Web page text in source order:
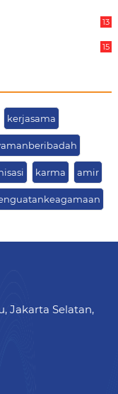
13
15
kerjasama
karma amir
Jakarta Selatan,